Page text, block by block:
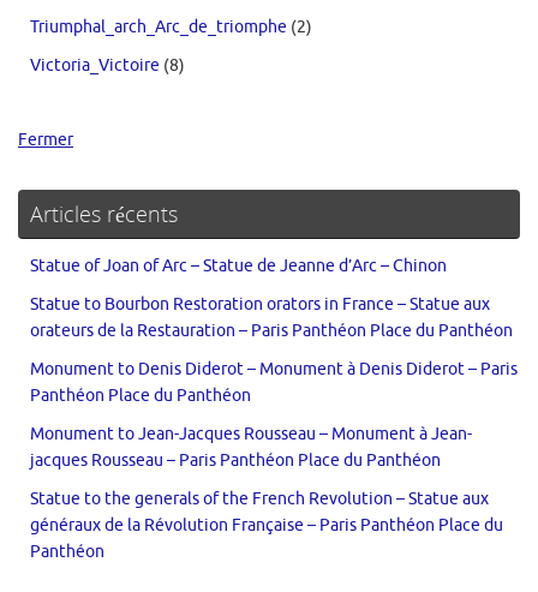
Triumphal_arch_Arc_de_triomphe (2)
Victoria_Victoire (8)
Fermer
Articles récents
Statue of Joan of Arc – Statue de Jeanne d’Arc – Chinon
Statue to Bourbon Restoration orators in France – Statue aux
orateurs de la Restauration – Paris Panthéon Place du Panthéon
Monument to Denis Diderot – Monument à Denis Diderot – Paris
Panthéon Place du Panthéon
Monument to Jean-Jacques Rousseau – Monument à Jean-
jacques Rousseau – Paris Panthéon Place du Panthéon
Statue to the generals of the French Revolution – Statue aux
généraux de la Révolution Française – Paris Panthéon Place du
Panthéon